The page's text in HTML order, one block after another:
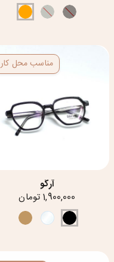
مناسب محل کار
آرگو
1,900,000 تومان